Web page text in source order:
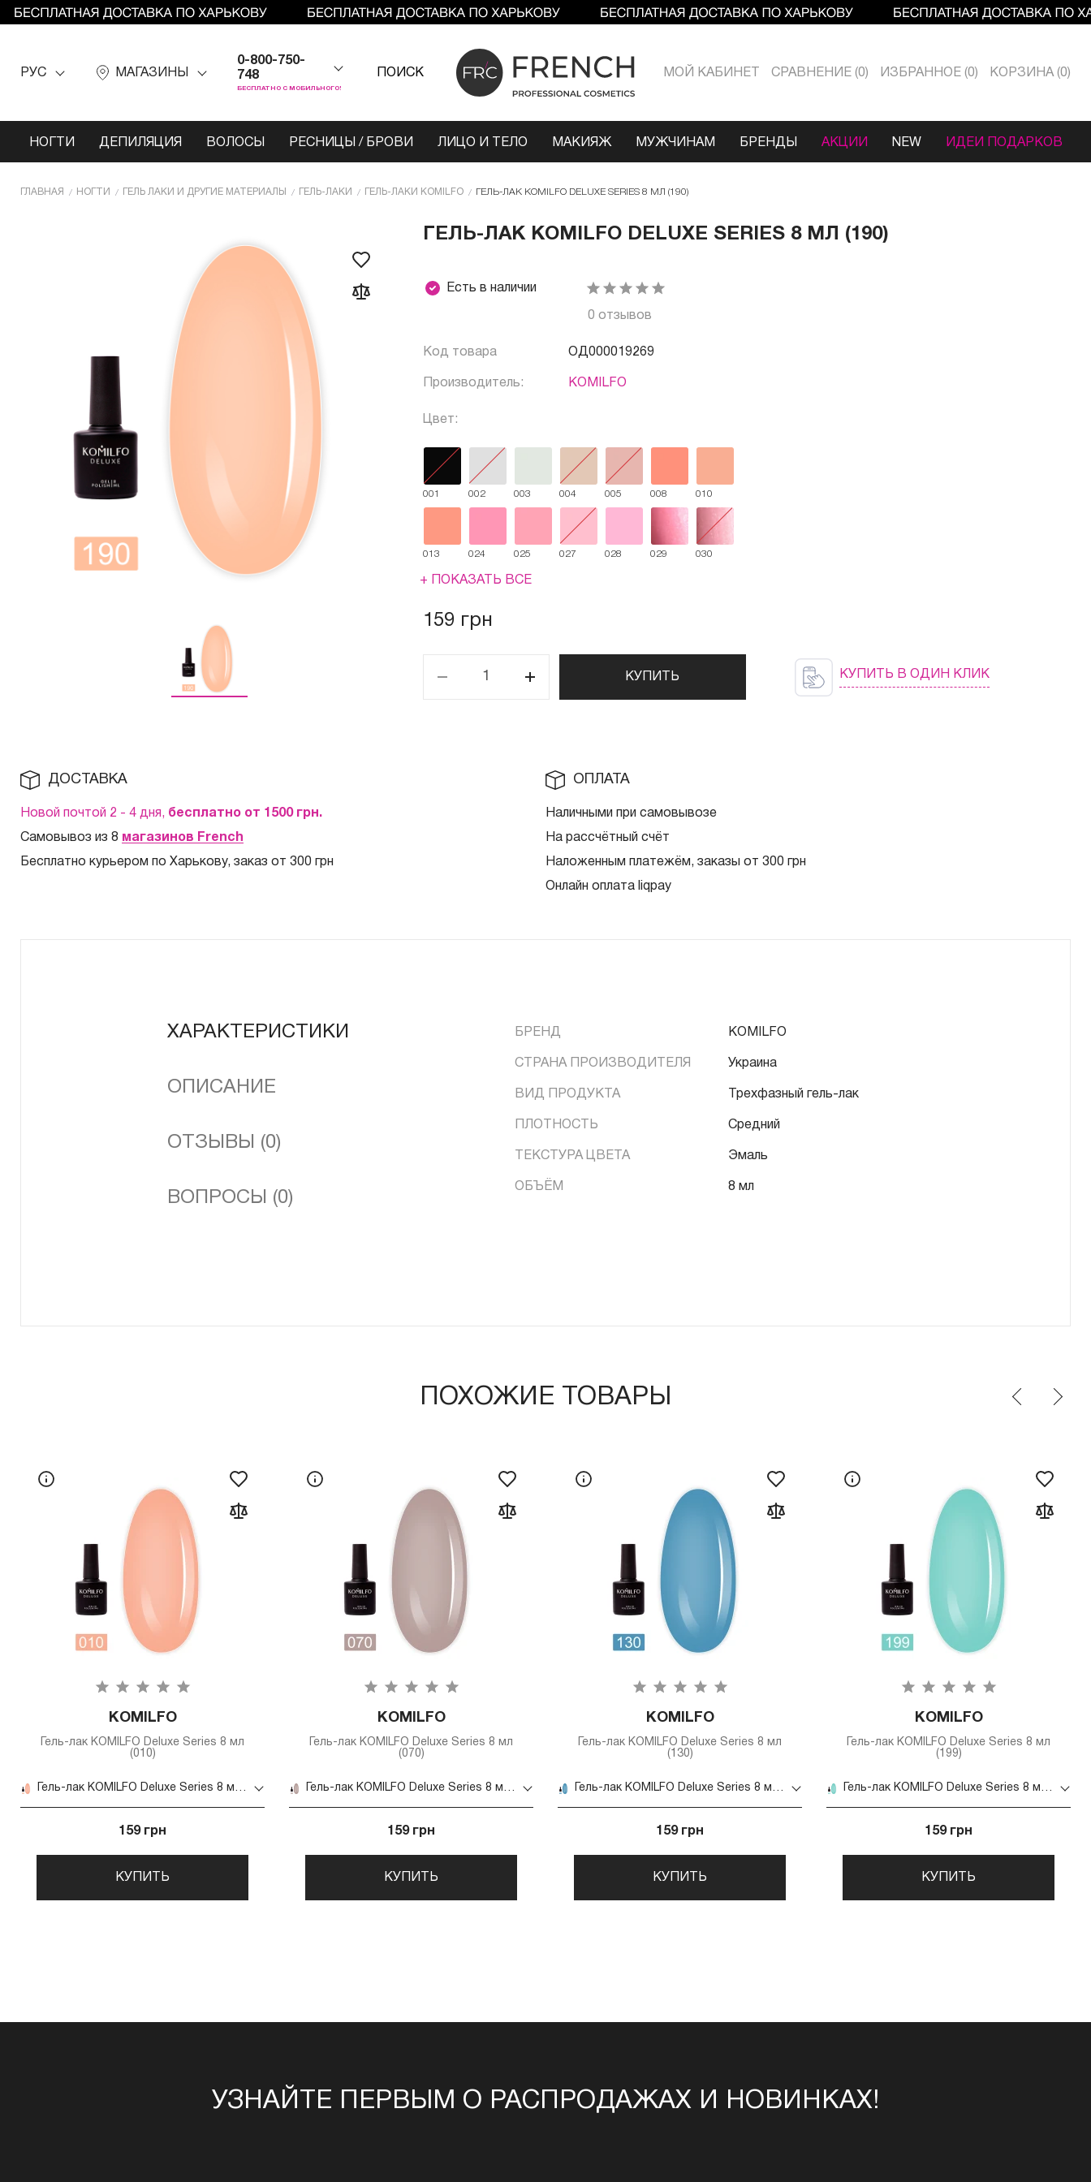
РУС МАГАЗИНЫ
0-800-750-
748
БЕСПЛАТНО С МОБИЛЬНОГО!
ПОИСК МОЙ КАБИНЕТ СРАВНЕНИЕ 0 ИЗБРАННОЕ 0 КОРЗИНА 0
НОГТИ ДЕПИЛЯЦИЯ ВОЛОСЫ РЕСНИЦЫ / БРОВИ ЛИЦО И ТЕЛО МАКИЯЖ МУЖЧИНАМ БРЕНДЫ АКЦИИ NEW ИДЕИ ПОДАРКОВ
ГЛАВНАЯ НОГТИ ГЕЛЬ ЛАКИ И ДРУГИЕ МАТЕРИАЛЫ ГЕЛЬ-ЛАКИ ГЕЛЬ-ЛАКИ KOMILFO ГЕЛЬ-ЛАК KOMILFO DELUXE SERIES 8 МЛ (190)
ГЕЛЬ-ЛАК KOMILFO DELUXE SERIES 8 МЛ (190)
Есть в наличии
0 отзывов
Код товара ОД000019269
Производитель: KOMILFO
Цвет:
001 002 003 004 005 008 010
013 024 025 027 028 029 030
+ ПОКАЗАТЬ ВСЕ
159 грн
КУПИТЬ КУПИТЬ В ОДИН КЛИК
ДОСТАВКА
Новой почтой 2 - 4 дня, бесплатно от 1500 грн.
Самовывоз из 8 магазинов French
Бесплатно курьером по Харькову, заказ от 300 грн
ОПЛАТА
Наличными при самовывозе
На рассчётный счёт
Наложенным платежём, заказы от 300 грн
Онлайн оплата liqpay
ХАРАКТЕРИСТИКИ
ОПИСАНИЕ
ОТЗЫВЫ (0)
ВОПРОСЫ (0)
БРЕНД KOMILFO
СТРАНА ПРОИЗВОДИТЕЛЯ Украина
ВИД ПРОДУКТА Трехфазный гель-лак
ПЛОТНОСТЬ Средний
ТЕКСТУРА ЦВЕТА Эмаль
ОБЪЁМ 8 мл
ПОХОЖИЕ ТОВАРЫ
KOMILFO
Гель-лак KOMILFO Deluxe Series 8 мл
(010)
Гель-лак KOMILFO Deluxe Series 8 мл (010)
159 грн
КУПИТЬ
KOMILFO
Гель-лак KOMILFO Deluxe Series 8 мл
(070)
Гель-лак KOMILFO Deluxe Series 8 мл (070)
159 грн
КУПИТЬ
KOMILFO
Гель-лак KOMILFO Deluxe Series 8 мл
(130)
Гель-лак KOMILFO Deluxe Series 8 мл (130)
159 грн
КУПИТЬ
KOMILFO
Гель-лак KOMILFO Deluxe Series 8 мл
(199)
Гель-лак KOMILFO Deluxe Series 8 мл (199)
159 грн
КУПИТЬ
УЗНАЙТЕ ПЕРВЫМ О РАСПРОДАЖАХ И НОВИНКАХ!